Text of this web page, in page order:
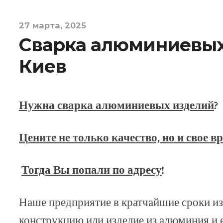
27 марта, 2025
Сварка
Киев
Нужна сварка алюминиевых изделий?
Цените не только качество, но и свое
Тогда Вы попали по адресу!
Наше предприятие в кратчайшие сроки